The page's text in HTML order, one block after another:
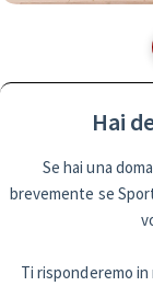
Hai
Se hai una
brevemente se
Ti risponderemo